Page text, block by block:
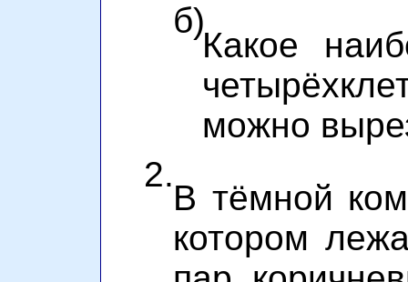
б)
Какое
можно
2.
В тёмной
котором